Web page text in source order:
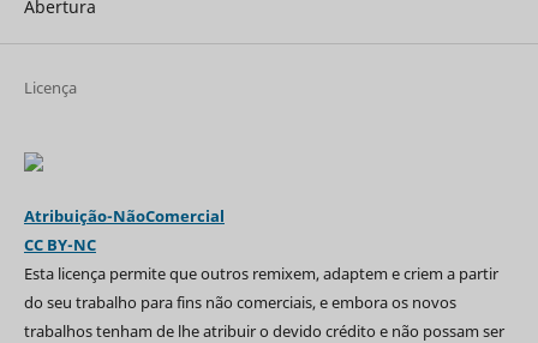
Abertura
Licença
Atribuição-NãoComercial
CC BY-NC
Esta licença permite que outros remixem, adaptem e criem a partir
do seu trabalho para fins não comerciais, e embora os novos
trabalhos tenham de lhe atribuir o devido crédito e não possam ser